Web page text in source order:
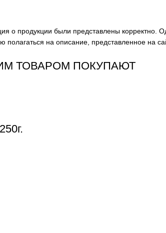
о продукции были представлены корректно.
полагаться на описание, представленное на
ТОВАРОМ ПОКУПАЮТ